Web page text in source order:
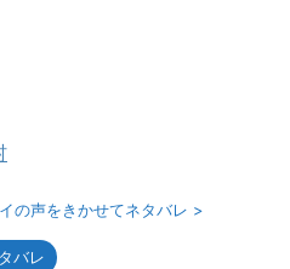
の声をきかせてネタバレ >
バレ